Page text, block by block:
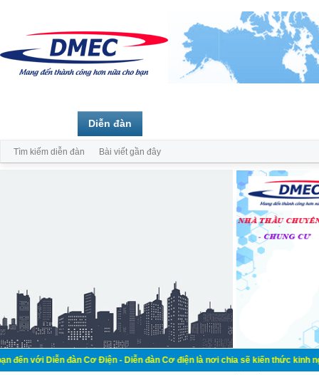
đàn Cơ Điện - Diễn đàn Cơ điện là nơi chia sẽ kiến thức kinh nghiệm
Diễn đàn
Tìm kiếm diễn đàn Bài viết gần đây